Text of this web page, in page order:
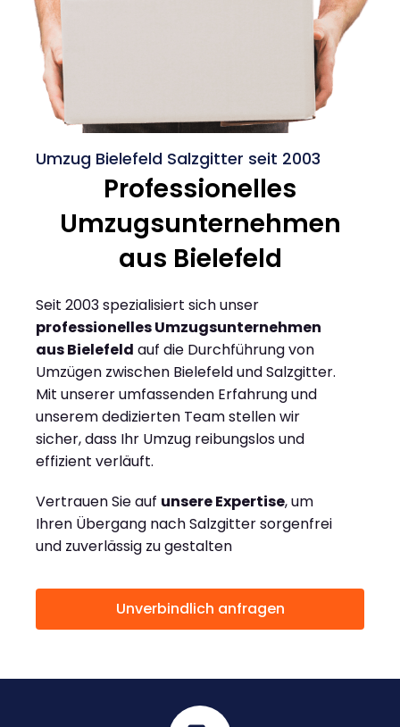
Umzug Bielefeld Salzgitter seit 2003
Professionelles
Umzugsunternehmen
aus Bielefeld
Seit 2003 spezialisiert sich unser
professionelles Umzugsunternehmen
aus Bielefeld auf die Durchführung von
Umzügen zwischen Bielefeld und Salzgitter.
Mit unserer umfassenden Erfahrung und
unserem dedizierten Team stellen wir
sicher, dass Ihr Umzug reibungslos und
effizient verläuft.
Vertrauen Sie auf unsere Expertise, um
Ihren Übergang nach Salzgitter sorgenfrei
und zuverlässig zu gestalten
Unverbindlich anfragen